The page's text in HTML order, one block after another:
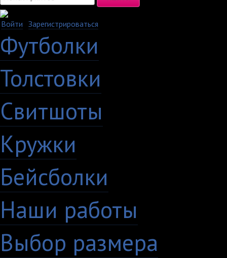
Войти Зарегистрироваться
Футболки
Толстовки
Свитшоты
Кружки
Бейсболки
Наши работы
Выбор размера